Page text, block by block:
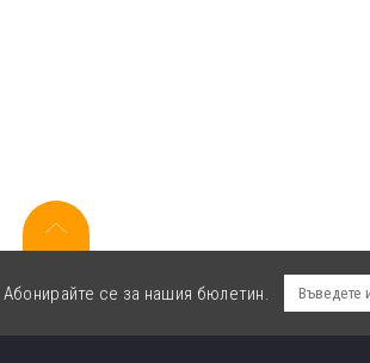
се за нашия бюлетин.